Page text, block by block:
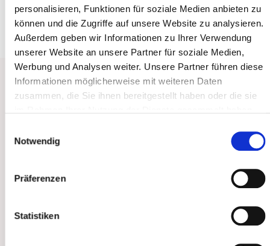
personalisieren, Funktionen für soziale Medien anbieten zu
können und die Zugriffe auf unsere Website zu analysieren.
Außerdem geben wir Informationen zu Ihrer Verwendung
unserer Website an unsere Partner für soziale Medien,
Werbung und Analysen weiter. Unsere Partner führen diese
Informationen möglicherweise mit weiteren Daten
zusammen, die Sie ihnen bereitgestellt haben oder die sie
unsere Webseite weiterhin nutzen.
Notwendig
Präferenzen
Statistiken
Vereinbaren Sie jetzt einen Termin in unserer
Hautarztpraxis in Bonn!
Ursachen von Pigment- und
Durch die Einstrahlung der UV-Strahlen nimmt der
Strahlen der Sonne abzufangen und so die
dass sich die Haut bräunt. Wirken UV-Strahlen
jedoch über mehrere Jahrzehnte auf die Haut ein,
können sich chronische Lichtschäden, wie Pigment-